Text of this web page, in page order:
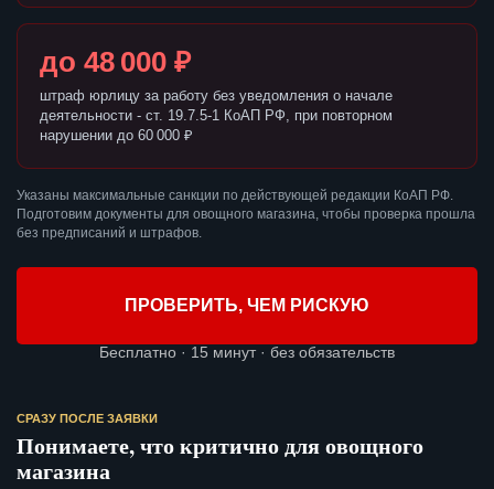
до 48 000 ₽
штраф юрлицу за работу без уведомления о начале
деятельности - ст. 19.7.5-1 КоАП РФ, при повторном
нарушении до 60 000 ₽
Указаны максимальные санкции по действующей редакции КоАП РФ.
Подготовим документы для овощного магазина, чтобы проверка прошла
без предписаний и штрафов.
ПРОВЕРИТЬ, ЧЕМ РИСКУЮ
Бесплатно · 15 минут · без обязательств
СРАЗУ ПОСЛЕ ЗАЯВКИ
Понимаете, что критично для овощного
магазина